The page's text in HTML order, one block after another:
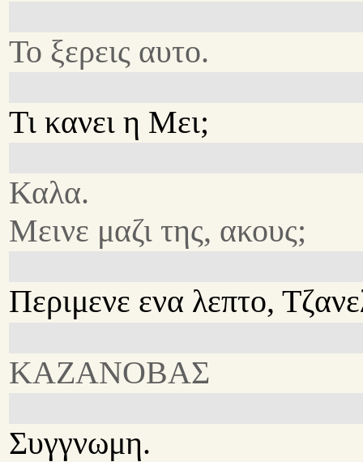
Το ξερεις αυτο.
Τι κανει η Μει;
Καλα.
Μεινε μαζι της, ακους;
Περιμενε ενα λεπτο,
ΚΑΖΑΝΟΒΑΣ
Συγγνωμη.